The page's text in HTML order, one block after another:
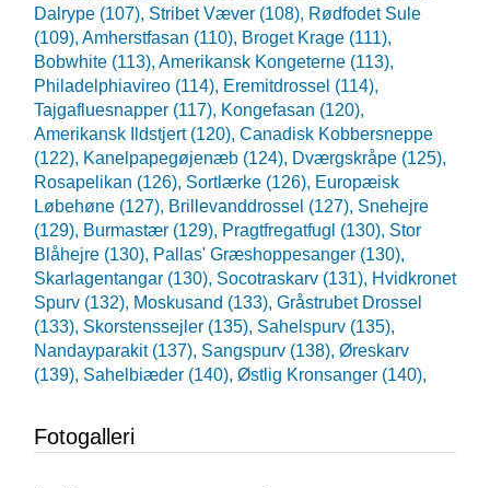
Dalrype (107), Stribet Væver (108), Rødfodet Sule
(109), Amherstfasan (110), Broget Krage (111),
Bobwhite (113), Amerikansk Kongeterne (113),
Philadelphiavireo (114), Eremitdrossel (114),
Tajgafluesnapper (117), Kongefasan (120),
Amerikansk Ildstjert (120), Canadisk Kobbersneppe
(122), Kanelpapegøjenæb (124), Dværgskråpe (125),
Rosapelikan (126), Sortlærke (126), Europæisk
Løbehøne (127), Brillevanddrossel (127), Snehejre
(129), Burmastær (129), Pragtfregatfugl (130), Stor
Blåhejre (130), Pallas' Græshoppesanger (130),
Skarlagentangar (130), Socotraskarv (131), Hvidkronet
Spurv (132), Moskusand (133), Gråstrubet Drossel
(133), Skorstenssejler (135), Sahelspurv (135),
Nandayparakit (137), Sangspurv (138), Øreskarv
(139), Sahelbiæder (140), Østlig Kronsanger (140),
Fotogalleri